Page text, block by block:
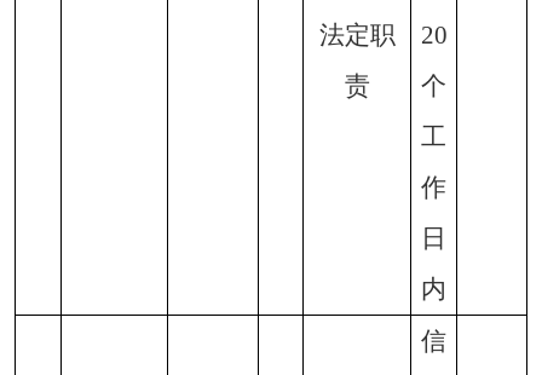
法定职
责
20
个
工
作
日
内
信